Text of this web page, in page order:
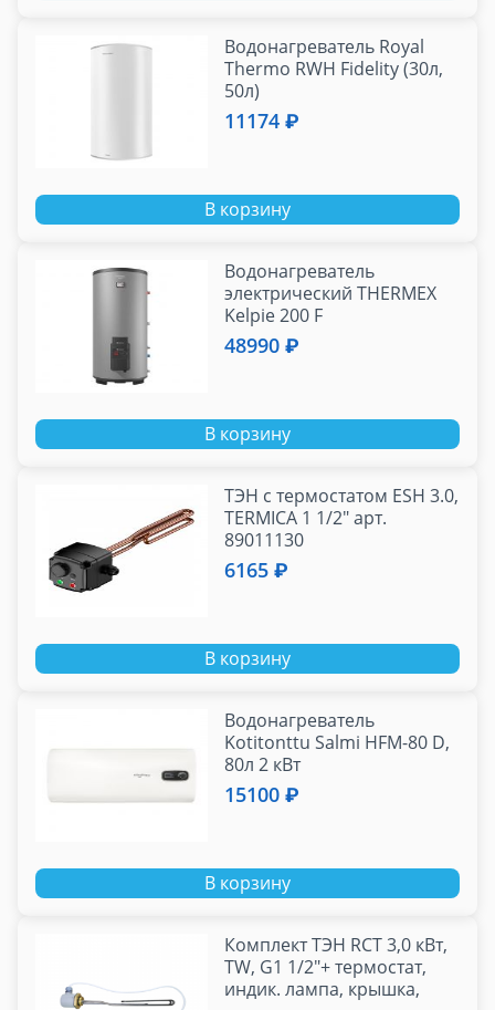
Водонагреватель Royal
Thermo RWH Fidelity (30л,
50л)
11174 ₽
В корзину
Водонагреватель
электрический THERMEX
Kelpie 200 F
48990 ₽
В корзину
ТЭН с термостатом ESH 3.0,
TERMICA 1 1/2" арт.
89011130
6165 ₽
В корзину
Водонагреватель
Kotitonttu Salmi HFM-80 D,
80л 2 кВт
15100 ₽
В корзину
Комплект ТЭН RCT 3,0 кВт,
TW, G1 1/2"+ термостат,
индик. лампа, крышка,